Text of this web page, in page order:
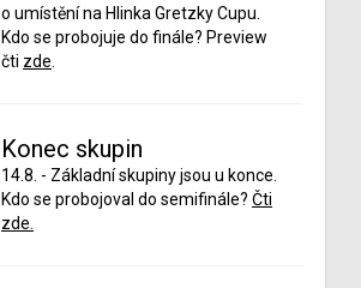
o umístění na Hlinka Gretzky Cupu.
Kdo se probojuje do finále? Preview
čti zde
Konec skupin
14.8. - Základní skupiny jsou u konce.
Kdo se probojoval do semifinále? Čti
zde.